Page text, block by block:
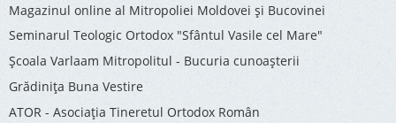
Magazinul online al Mitropoliei Moldovei și Bucovinei
Seminarul Teologic Ortodox "Sfântul Vasile cel Mare"
Şcoala Varlaam Mitropolitul - Bucuria cunoaşterii
Grădinița Buna Vestire
ATOR - Asociaţia Tineretul Ortodox Român